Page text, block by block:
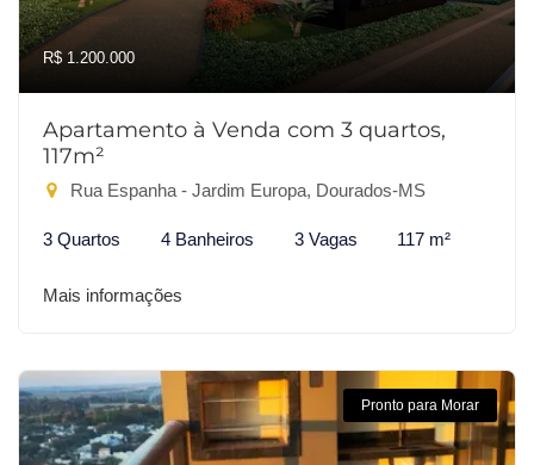
R$ 1.200.000
Apartamento à Venda com 3 quartos,
117m²
Rua Espanha - Jardim Europa, Dourados-MS
3 Quartos 4 Banheiros 3 Vagas 117 m²
Mais informações
Pronto para Morar